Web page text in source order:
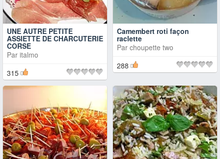
UNE AUTRE PETITE
ASSIETTE DE CHARCUTERIE
CORSE
Par italmo
315
Camembert roti façon
raclette
Par choupette two
288